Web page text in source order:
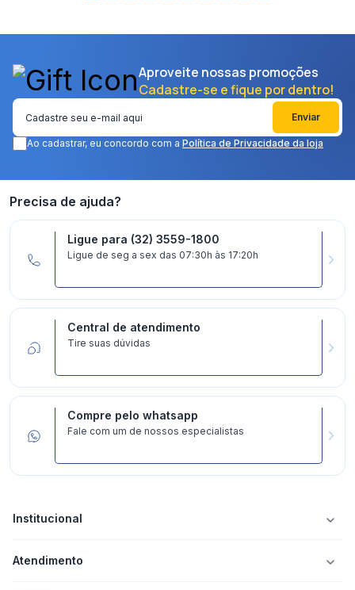
Aproveite nossas promoções
Cadastre-se e fique por dentro!
Enviar
Ao cadastrar, eu concordo com a Política de Privacidade da loja
Precisa de ajuda?
Ligue para (32) 3559-1800
Ligue de seg a sex das 07:30h às 17:20h
Central de atendimento
Tire suas dúvidas
Compre pelo whatsapp
Fale com um de nossos especialistas
Institucional
Atendimento